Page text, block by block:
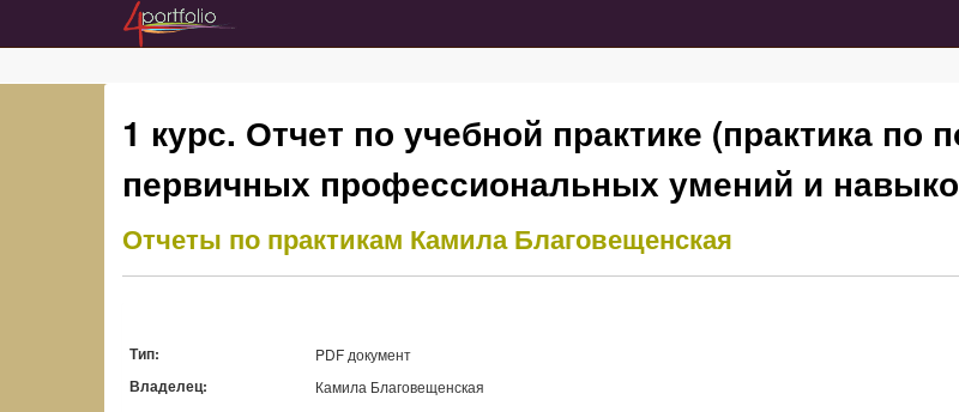
1 курс. Отчет по учебной практике (практика по
первичных профессиональных умений и
Отчеты по практикам Камила Благовещенская
Тип: PDF документ
Владелец: Камила Благовещенская